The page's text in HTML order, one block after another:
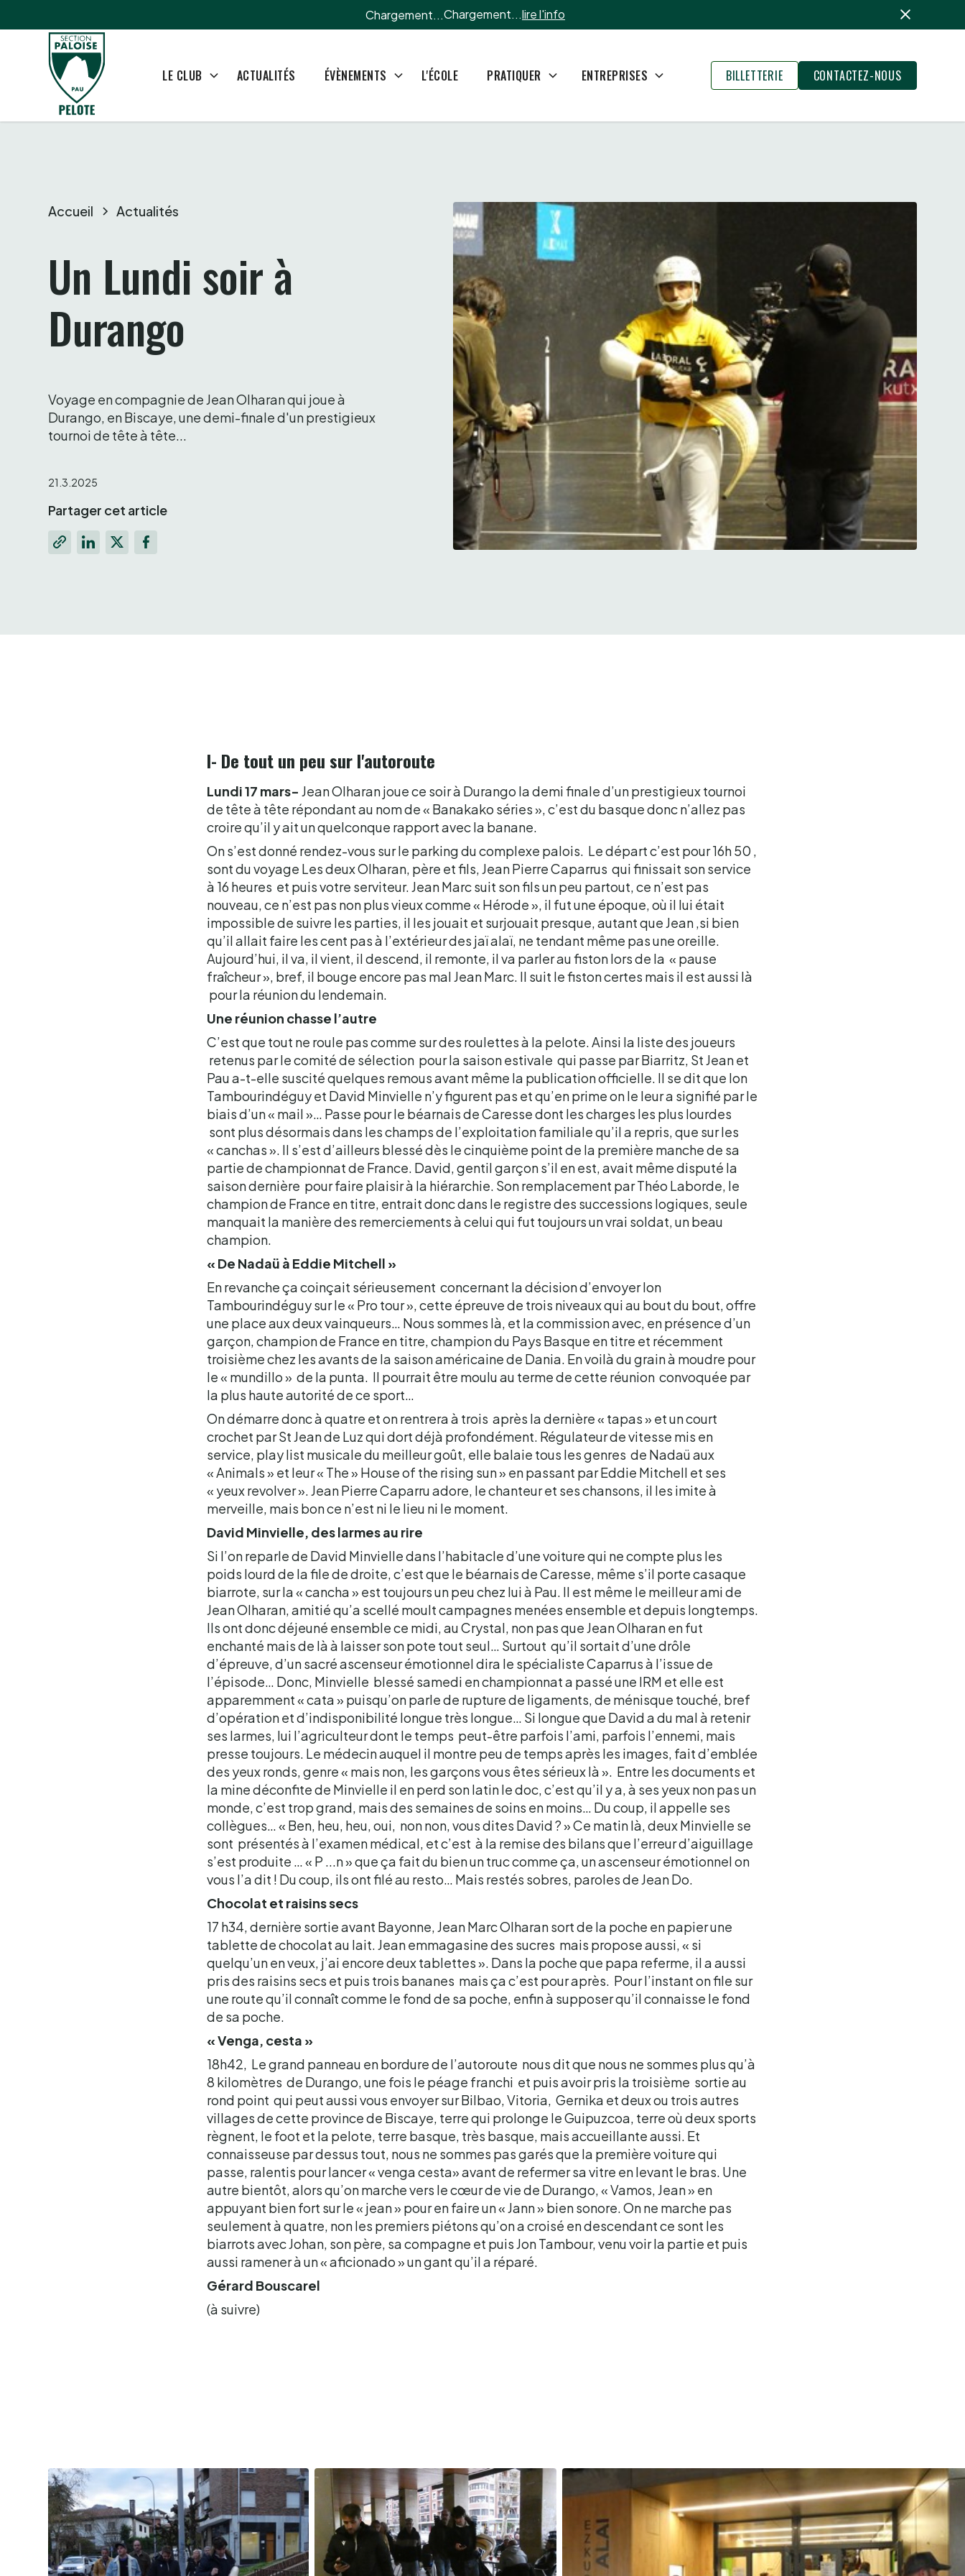
Chargement...Chargement...lire l'info
LE CLUB ACTUALITÉS ÉVÈNEMENTS L'ÉCOLE PRATIQUER ENTREPRISES BILLETTERIE CONTACTEZ-NOUS
Accueil Actualités
Un Lundi soir à
Voyage en compagnie de Jean Olharan qui joue à
Durango, en Biscaye, une demi-finale d'un prestigieux
tournoi de tête à tête...
21.3.2025
Partager cet article
I- De tout un peu sur l'autoroute
Lundi 17 mars- Jean Olharan joue ce soir à Durango la demi finale d’un prestigieux tournoi
de tête à tête répondant au nom de « Banakako séries », c’est du basque donc n’allez pas
croire qu’il y ait un quelconque rapport avec la banane.
On s’est donné rendez-vous sur le parking du complexe palois. Le départ c’est pour 16h 50 ,
sont du voyage Les deux Olharan, père et fils, Jean Pierre Caparrus qui finissait son service
à 16 heures et puis votre serviteur. Jean Marc suit son fils un peu partout, ce n’est pas
nouveau, ce n’est pas non plus vieux comme « Hérode », il fut une époque, où il lui était
impossible de suivre les parties, il les jouait et surjouait presque, autant que Jean ,si bien
qu’il allait faire les cent pas à l’extérieur des jaï alaï, ne tendant même pas une oreille.
Aujourd’hui, il va, il vient, il descend, il remonte, il va parler au fiston lors de la « pause
fraîcheur », bref, il bouge encore pas mal Jean Marc. Il suit le fiston certes mais il est aussi là
pour la réunion du lendemain.
Une réunion chasse l’autre
C’est que tout ne roule pas comme sur des roulettes à la pelote. Ainsi la liste des joueurs
retenus par le comité de sélection pour la saison estivale qui passe par Biarritz, St Jean et
Pau a-t-elle suscité quelques remous avant même la publication officielle. Il se dit que Ion
Tambourindéguy et David Minvielle n’y figurent pas et qu’en prime on le leur a signifié par le
biais d’un « mail »… Passe pour le béarnais de Caresse dont les charges les plus lourdes
sont plus désormais dans les champs de l’exploitation familiale qu’il a repris, que sur les
« canchas ». Il s’est d’ailleurs blessé dès le cinquième point de la première manche de sa
partie de championnat de France. David, gentil garçon s’il en est, avait même disputé la
saison dernière pour faire plaisir à la hiérarchie. Son remplacement par Théo Laborde, le
champion de France en titre, entrait donc dans le registre des successions logiques, seule
manquait la manière des remerciements à celui qui fut toujours un vrai soldat, un beau
champion.
« De Nadaü à Eddie Mitchell »
En revanche ça coinçait sérieusement concernant la décision d’envoyer Ion
Tambourindéguy sur le « Pro tour », cette épreuve de trois niveaux qui au bout du bout, offre
une place aux deux vainqueurs… Nous sommes là, et la commission avec, en présence d’un
garçon, champion de France en titre, champion du Pays Basque en titre et récemment
troisième chez les avants de la saison américaine de Dania. En voilà du grain à moudre pour
le « mundillo » de la punta. Il pourrait être moulu au terme de cette réunion convoquée par
la plus haute autorité de ce sport…
On démarre donc à quatre et on rentrera à trois après la dernière « tapas » et un court
crochet par St Jean de Luz qui dort déjà profondément. Régulateur de vitesse mis en
service, play list musicale du meilleur goût, elle balaie tous les genres de Nadaü aux
« Animals » et leur « The » House of the rising sun » en passant par Eddie Mitchell et ses
« yeux revolver ». Jean Pierre Caparru adore, le chanteur et ses chansons, il les imite à
merveille, mais bon ce n’est ni le lieu ni le moment.
David Minvielle, des larmes au rire
Si l’on reparle de David Minvielle dans l’habitacle d’une voiture qui ne compte plus les
poids lourd de la file de droite, c’est que le béarnais de Caresse, même s’il porte casaque
biarrote, sur la « cancha » est toujours un peu chez lui à Pau. Il est même le meilleur ami de
Jean Olharan, amitié qu’a scellé moult campagnes menées ensemble et depuis longtemps.
Ils ont donc déjeuné ensemble ce midi, au Crystal, non pas que Jean Olharan en fut
enchanté mais de là à laisser son pote tout seul… Surtout qu’il sortait d’une drôle
d’épreuve, d’un sacré ascenseur émotionnel dira le spécialiste Caparrus à l’issue de
l’épisode… Donc, Minvielle blessé samedi en championnat a passé une IRM et elle est
apparemment « cata » puisqu’on parle de rupture de ligaments, de ménisque touché, bref
d’opération et d’indisponibilité longue très longue… Si longue que David a du mal à retenir
ses larmes, lui l’agriculteur dont le temps peut-être parfois l’ami, parfois l’ennemi, mais
presse toujours. Le médecin auquel il montre peu de temps après les images, fait d’emblée
des yeux ronds, genre « mais non, les garçons vous êtes sérieux là ». Entre les documents et
la mine déconfite de Minvielle il en perd son latin le doc, c’est qu’il y a, à ses yeux non pas un
monde, c’est trop grand, mais des semaines de soins en moins… Du coup, il appelle ses
collègues… « Ben, heu, heu, oui, non non, vous dites David ? » Ce matin là, deux Minvielle se
sont présentés à l’examen médical, et c’est à la remise des bilans que l’erreur d’aiguillage
s’est produite … « P ...n » que ça fait du bien un truc comme ça, un ascenseur émotionnel on
vous l’a dit ! Du coup, ils ont filé au resto… Mais restés sobres, paroles de Jean Do.
Chocolat et raisins secs
17 h34, dernière sortie avant Bayonne, Jean Marc Olharan sort de la poche en papier une
tablette de chocolat au lait. Jean emmagasine des sucres mais propose aussi, « si
quelqu’un en veux, j’ai encore deux tablettes ». Dans la poche que papa referme, il a aussi
pris des raisins secs et puis trois bananes mais ça c’est pour après. Pour l’instant on file sur
une route qu’il connaît comme le fond de sa poche, enfin à supposer qu’il connaisse le fond
de sa poche.
« Venga, cesta »
18h42, Le grand panneau en bordure de l’autoroute nous dit que nous ne sommes plus qu’à
8 kilomètres de Durango, une fois le péage franchi et puis avoir pris la troisième sortie au
rond point qui peut aussi vous envoyer sur Bilbao, Vitoria, Gernika et deux ou trois autres
villages de cette province de Biscaye, terre qui prolonge le Guipuzcoa, terre où deux sports
règnent, le foot et la pelote, terre basque, très basque, mais accueillante aussi. Et
connaisseuse par dessus tout, nous ne sommes pas garés que la première voiture qui
passe, ralentis pour lancer « venga cesta» avant de refermer sa vitre en levant le bras. Une
autre bientôt, alors qu’on marche vers le cœur de vie de Durango, « Vamos, Jean » en
appuyant bien fort sur le « jean » pour en faire un « Jann » bien sonore. On ne marche pas
seulement à quatre, non les premiers piétons qu’on a croisé en descendant ce sont les
biarrots avec Johan, son père, sa compagne et puis Jon Tambour, venu voir la partie et puis
aussi ramener à un « aficionado » un gant qu’il a réparé.
Gérard Bouscarel
(à suivre)